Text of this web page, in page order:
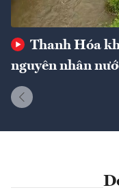
Thanh Hóa
nguyên nhân